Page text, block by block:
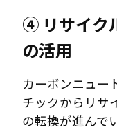
④ リサイク
の活用
カーボンニュー
チックからリサ
の転換が進んで